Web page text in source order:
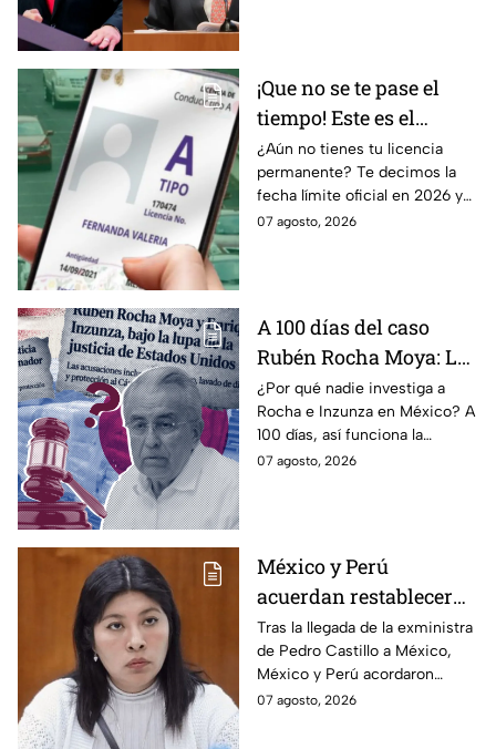
¡Que no se te pase el
tiempo! Este es el
último día para
tramitar la licencia
permanente en CDMX y
Edomex
¿Aún no tienes tu licencia
permanente? Te decimos la
fecha límite oficial en 2026 y
los requisitos para tramitarla
07 agosto, 2026
A 100 días del caso
Rubén Rocha Moya: La
estrategia de Morena
para blindar al
gobernador de Sinaloa
¿Por qué nadie investiga a
Rocha e Inzunza en México? A
100 días, así funciona la
estrategia de Morena para
07 agosto, 2026
México y Perú
acuerdan restablecer
relaciones
diplomáticas tras
llegada de Betssy
Chávez al país
Tras la llegada de la exministra
de Pedro Castillo a México,
México y Perú acordaron
reanudar relaciones desde
07 agosto, 2026